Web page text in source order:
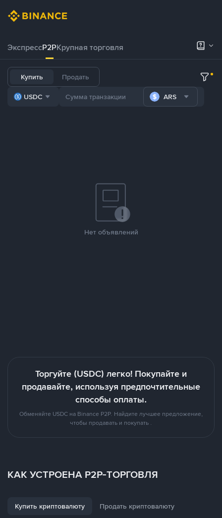
ЭкспрессP2PКрупная торговля
Купить Продать
USDC ARS
Нет объявлений
Торгуйте (USDC) легко! Покупайте и
продавайте, используя предпочтительные
способы оплаты.
Обменяйте USDC на Binance P2P. Найдите лучшее предложение,
чтобы продавать и покупать .
КАК УСТРОЕНА P2P-ТОРГОВЛЯ
Купить криптовалюту Продать криптовалюту